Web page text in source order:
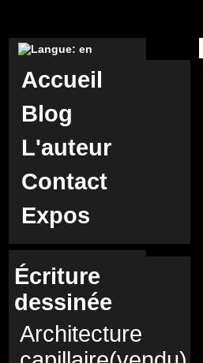
Accueil
Blog
L'auteur
Contact
Expos
Écriture
dessinée
Architecture